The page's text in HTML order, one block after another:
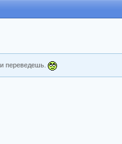
переведешь.